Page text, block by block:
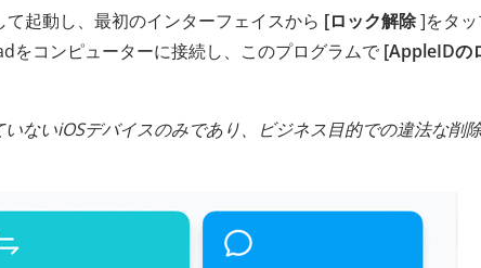
起動し、最初のインターフェイスから [ロック解除]をタッ
をコンピューターに接続し、このプログラムで [AppleIDの
ないiOSデバイスのみであり、ビジネス目的での違法な削